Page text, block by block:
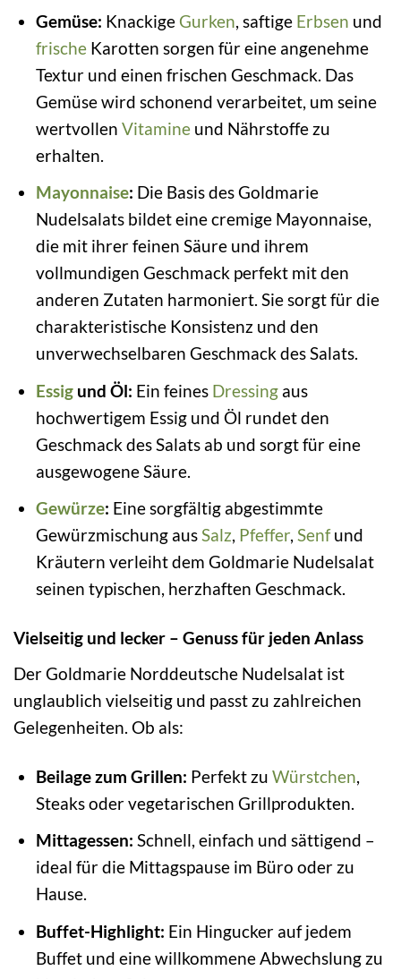
Gemüse: Knackige Gurken , saftige Erbsen und
frischeKarotten sorgen für eine angenehme
Textur und einen frischen Geschmack. Das
Gemüse wird schonend verarbeitet, um seine
wertvollen Vitamineund Nährstoffe zu
erhalten.
Mayonnaise: Die Basis des Goldmarie
Nudelsalats bildet eine cremige Mayonnaise,
die mit ihrer feinen Säure und ihrem
vollmundigen Geschmack perfekt mit den
anderen Zutaten harmoniert. Sie sorgt für die
charakteristische Konsistenz und den
unverwechselbaren Geschmack des Salats.
Essigund Öl: Ein feines Dressingaus
hochwertigem Essig und Öl rundet den
Geschmack des Salats ab und sorgt für eine
ausgewogene Säure.
Gewürze: Eine sorgfältig abgestimmte
Gewürzmischung ausSalz, Pfeffer, Senfund
Kräutern verleiht dem Goldmarie Nudelsalat
seinen typischen, herzhaften Geschmack.
Vielseitig und lecker – Genuss für jeden Anlass
Der Goldmarie Norddeutsche Nudelsalat ist
unglaublich vielseitig und passt zu zahlreichen
Gelegenheiten. Ob als:
Beilage zum Grillen: Perfekt zu Würstchen,
Steaks oder vegetarischen Grillprodukten.
Mittagessen: Schnell, einfach und sättigend –
ideal für die Mittagspause im Büro oder zu
Hause.
Buffet-Highlight: Ein Hingucker auf jedem
Buffet und eine willkommene Abwechslung zu